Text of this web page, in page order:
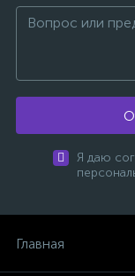
Я даю
Главная